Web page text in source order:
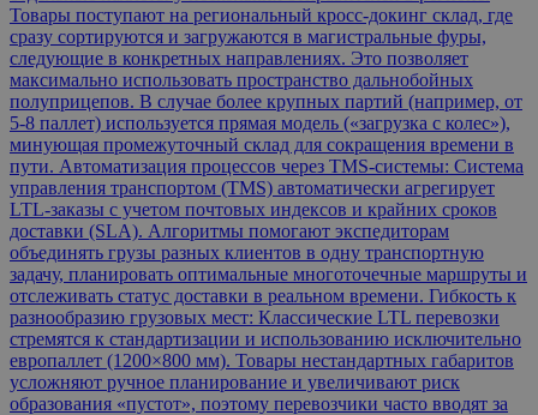
Товары поступают на региональный кросс-докинг склад, где
сразу сортируются и загружаются в магистральные фуры,
следующие в конкретных направлениях. Это позволяет
максимально использовать пространство дальнобойных
полуприцепов. В случае более крупных партий (например, от
5-8 паллет) используется прямая модель («загрузка с колес»),
минующая промежуточный склад для сокращения времени в
пути. Автоматизация процессов через TMS-системы: Система
управления транспортом (TMS) автоматически агрегирует
LTL-заказы с учетом почтовых индексов и крайних сроков
доставки (SLA). Алгоритмы помогают экспедиторам
объединять грузы разных клиентов в одну транспортную
задачу, планировать оптимальные многоточечные маршруты и
отслеживать статус доставки в реальном времени. Гибкость к
разнообразию грузовых мест: Классические LTL перевозки
стремятся к стандартизации и использованию исключительно
европаллет (1200×800 мм). Товары нестандартных габаритов
усложняют ручное планирование и увеличивают риск
образования «пустот», поэтому перевозчики часто вводят за